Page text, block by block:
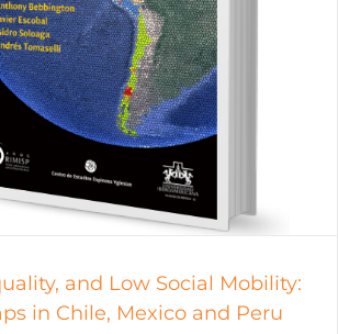
and Low Social Mobility:
in Chile, Mexico and Peru